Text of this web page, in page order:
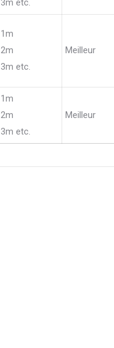
1m
2m
3m etc.
Meilleur
1m
2m
3m etc.
Meilleur